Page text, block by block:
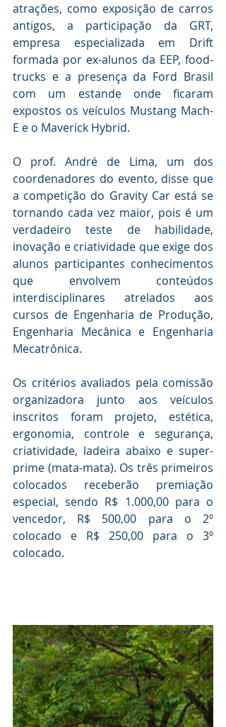
atrações, como exposição de carros
antigos, a participação da GRT,
empresa especializada em Drift
formada por ex-alunos da EEP, food-
trucks e a presença da Ford Brasil
com um estande onde ficaram
expostos os veículos Mustang Mach-
E e o Maverick Hybrid.
O prof. André de Lima, um dos
coordenadores do evento, disse que
a competição do Gravity Car está se
tornando cada vez maior, pois é um
verdadeiro teste de habilidade,
inovação e criatividade que exige dos
alunos participantes conhecimentos
que envolvem conteúdos
interdisciplinares atrelados aos
cursos de Engenharia de Produção,
Engenharia Mecânica e Engenharia
Mecatrônica.
Os critérios avaliados pela comissão
organizadora junto aos veículos
inscritos foram projeto, estética,
ergonomia, controle e segurança,
criatividade, ladeira abaixo e super-
prime (mata-mata). Os três primeiros
colocados receberão premiação
especial, sendo R$ 1.000,00 para o
vencedor, R$ 500,00 para o 2º
colocado e R$ 250,00 para o 3º
colocado.